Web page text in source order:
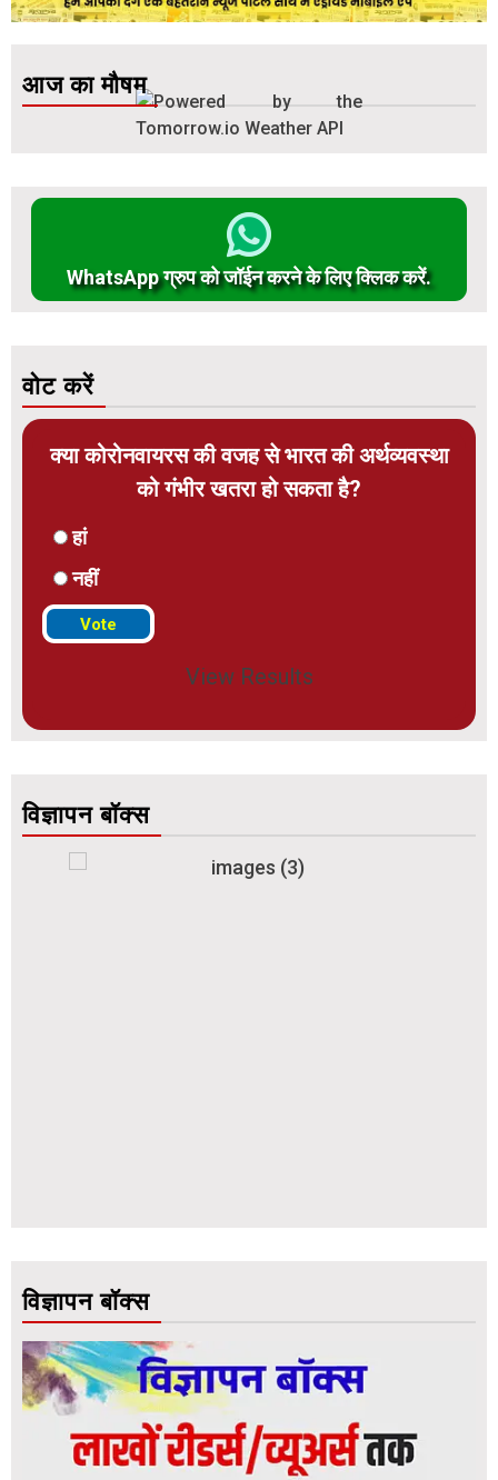
आज का मौषम
WhatsApp ग्रुप को जॉईन करने के लिए क्लिक करें.
वोट करें
क्या कोरोनवायरस की वजह से भारत की अर्थव्यवस्था
को गंभीर खतरा हो सकता है?
हां
नहीं
View Results
विज्ञापन बॉक्स
विज्ञापन बॉक्स